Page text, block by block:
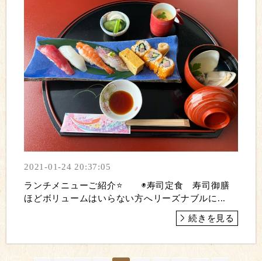
2021-01-24 20:37:05
ランチメニューご紹介⭐️ ◉寿司定食 寿司御膳
ほどボリュームはいらない方へリーズナブルに...
続きを見る